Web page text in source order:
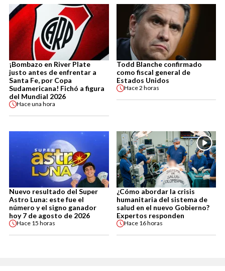
¡Bombazo en River Plate
justo antes de enfrentar a
Santa Fe, por Copa
Sudamericana! Fichó a figura
del Mundial 2026
Haceuna hora
Todd Blanche confirmado
como fiscal general de
Estados Unidos
Hace2 horas
Nuevo resultado del Super
Astro Luna: este fue el
número y el signo ganador
hoy 7 de agosto de 2026
Hace 15 horas
¿Cómo abordar la crisis
humanitaria del sistema de
salud en el nuevo Gobierno?
Expertos responden
Hace 16 horas